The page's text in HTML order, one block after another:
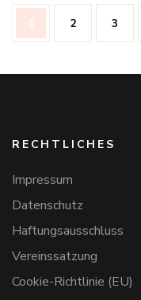
derSeite
1 Seite
2 Seite
3
RECHTLICHES
Impressum
Datenschutz
Haftungsausschluss
Vereinssatzung
Cookie-Richtlinie (EU)